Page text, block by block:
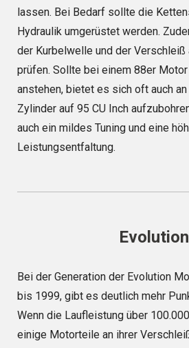
lassen. Bei Bedarf sollte die
Hydraulik umgerüstet werden.
der Kurbelwelle und der Verschleiß
prüfen. Sollte bei einem 88er
anstehen, bietet es sich oft auch
Zylinder auf 95 CU Inch
auch ein mildes Tuning und eine
Leistungsentfaltung.
Evolution
Bei der Generation der Evolution
bis 1999, gibt es deutlich mehr
Wenn die Laufleistung über
einige Motorteile an ihrer